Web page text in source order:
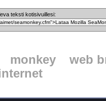
teksti kotisivuillesi:
monkey
web